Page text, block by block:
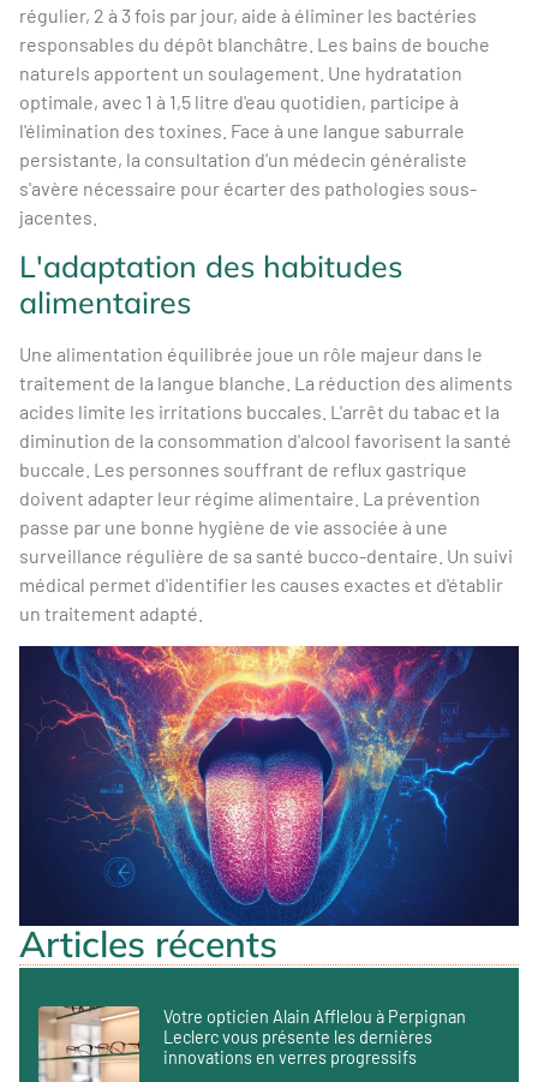
régulier, 2 à 3 fois par jour, aide à éliminer les bactéries
responsables du dépôt blanchâtre. Les bains de bouche
naturels apportent un soulagement. Une hydratation
optimale, avec 1 à 1,5 litre d'eau quotidien, participe à
l'élimination des toxines. Face à une langue saburrale
persistante, la consultation d'un médecin généraliste
s'avère nécessaire pour écarter des pathologies sous-
jacentes.
L'adaptation des habitudes
alimentaires
Une alimentation équilibrée joue un rôle majeur dans le
traitement de la langue blanche. La réduction des aliments
acides limite les irritations buccales. L'arrêt du tabac et la
diminution de la consommation d'alcool favorisent la santé
buccale. Les personnes souffrant de reflux gastrique
doivent adapter leur régime alimentaire. La prévention
passe par une bonne hygiène de vie associée à une
surveillance régulière de sa santé bucco-dentaire. Un suivi
médical permet d'identifier les causes exactes et d'établir
un traitement adapté.
Articles récents
Votre opticien Alain Afflelou à Perpignan
Leclerc vous présente les dernières
innovations en verres progressifs